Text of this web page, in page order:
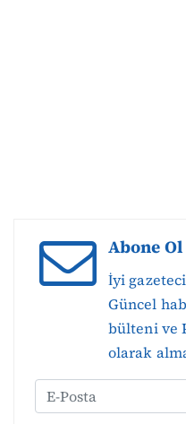
Abone Ol
İyi
Güncel
bülteni ve
olarak